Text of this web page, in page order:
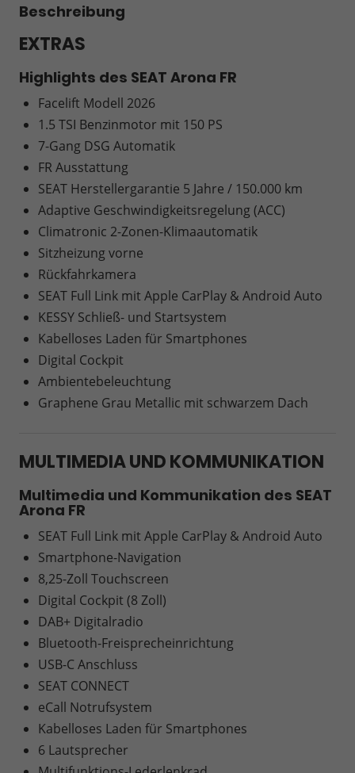
Beschreibung
EXTRAS
Highlights des SEAT Arona FR
Facelift Modell 2026
1.5 TSI Benzinmotor mit 150 PS
7-Gang DSG Automatik
FR Ausstattung
SEAT Herstellergarantie 5 Jahre / 150.000 km
Adaptive Geschwindigkeitsregelung (ACC)
Climatronic 2-Zonen-Klimaautomatik
Sitzheizung vorne
Rückfahrkamera
SEAT Full Link mit Apple CarPlay & Android Auto
KESSY Schließ- und Startsystem
Kabelloses Laden für Smartphones
Digital Cockpit
Ambientebeleuchtung
Graphene Grau Metallic mit schwarzem Dach
MULTIMEDIA UND KOMMUNIKATION
Multimedia und Kommunikation des SEAT
Arona FR
SEAT Full Link mit Apple CarPlay & Android Auto
Smartphone-Navigation
8,25-Zoll Touchscreen
Digital Cockpit (8 Zoll)
DAB+ Digitalradio
Bluetooth-Freisprecheinrichtung
USB-C Anschluss
SEAT CONNECT
eCall Notrufsystem
Kabelloses Laden für Smartphones
6 Lautsprecher